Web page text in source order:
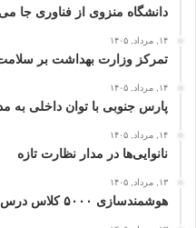
دانشگاه منزوی از فناوری جا
۱۴, مرداد, ۱۴۰۵
تمرکز وزارت بهداشت بر
۱۴, مرداد, ۱۴۰۵
پارس جنوبی با توان داخلی به
۱۴, مرداد, ۱۴۰۵
نانوایی‌ها در مدار نظارت تازه
۱۳, مرداد, ۱۴۰۵
هوشمندسازی ۵۰۰۰ کلاس درس با جدیدترین فناوری‌های آموزشی